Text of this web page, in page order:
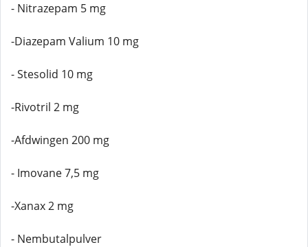
- Nitrazepam 5 mg
-Diazepam Valium 10 mg
- Stesolid 10 mg
-Rivotril 2 mg
-Afdwingen 200 mg
- Imovane 7,5 mg
-Xanax 2 mg
- Nembutalpulver